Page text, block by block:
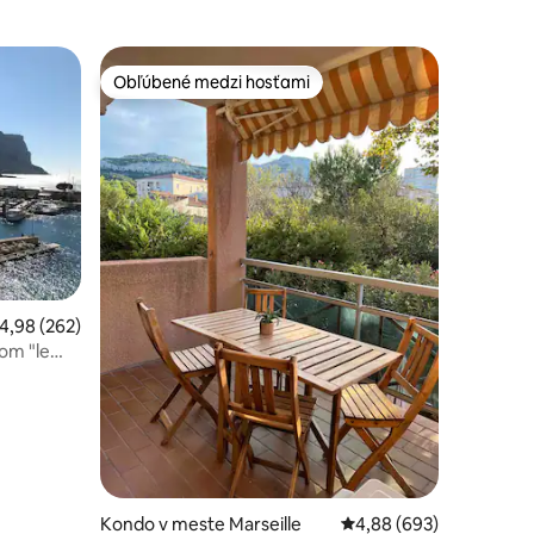
122
ohodnotenie 4,98 z 5, počet hodnotení: 262
4,98 (262)
"le
Obľúbené medzi hosťami
Obľúbené medzi hosťami
Kondo v meste Marseille Priemerné
4,88 (693)